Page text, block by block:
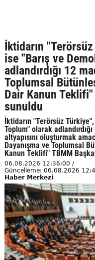
İktidarın
ise "Barış ve
adlandırdığı 12
Toplumsal
Dair Kanun Teklifi"
sunuldu
İktidarın "Terörsüz
Toplum" olarak
altyapısını oluşturmak
Dayanışma ve Toplumsal
Kanun Teklifi" TBMM
06.08.2026 12:36:00 /
Güncelleme: 06.08.2026
Haber Merkezi